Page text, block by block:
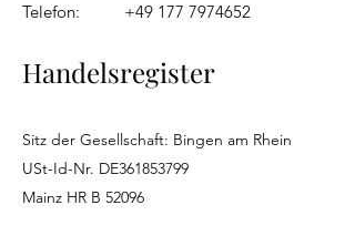
Telefon: +49 177 7974652
Handelsregister
Sitz der Gesellschaft: Bingen am Rhein
USt-Id-Nr. DE361853799
Mainz HR B 52096